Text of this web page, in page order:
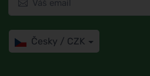
Česky / CZK